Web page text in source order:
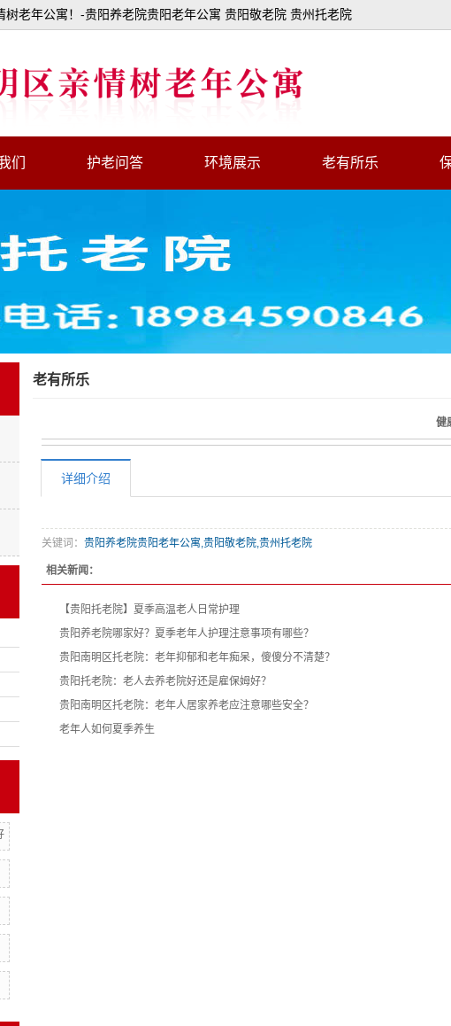
老年公寓！-贵阳养老院贵阳老年公寓 贵阳敬老院 贵州托老院
们 护老问答 环境展示
荣誉锦旗
医疗设施
内部环境
老有所乐
老有所乐
健
详细介绍
关键词： 贵阳养老院贵阳老年公寓,贵阳敬老院,贵州托老院
相关新闻：
【贵阳托老院】夏季高温老人日常护理
贵阳养老院哪家好？夏季老年人护理注意事项有哪些？
贵阳南明区托老院：老年抑郁和老年痴呆，傻傻分不清楚？
贵阳托老院：老人去养老院好还是雇保姆好？
贵阳南明区托老院：老年人居家养老应注意哪些安全？
老年人如何夏季养生